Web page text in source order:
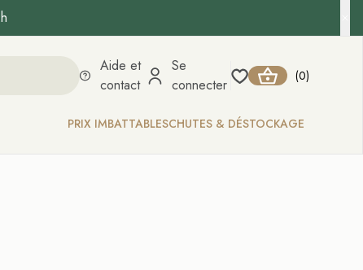
Aide et
contact
Se
connecter
(0)
PRIX IMBATTABLESCHUTES & DÉSTOCKAGE